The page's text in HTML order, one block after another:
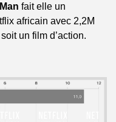
fait elle un
africain avec 2,2M
un film d’action.